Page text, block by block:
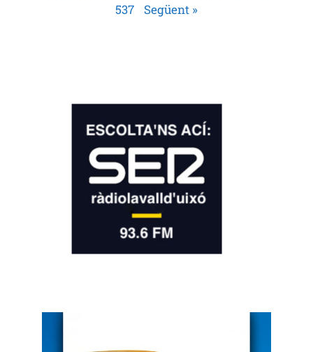
537
Següent »